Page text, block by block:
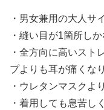
・男女兼用の大人サ
・縫い目が1箇所し
・全方向に高いスト
プよりも耳が痛くな
・ウレタンマスクよ
・着用しても息苦し